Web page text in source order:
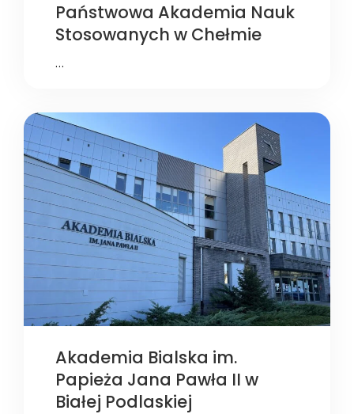
Państwowa Akademia Nauk
Stosowanych w Chełmie
…
Akademia Bialska im.
Papieża Jana Pawła II w
Białej Podlaskiej